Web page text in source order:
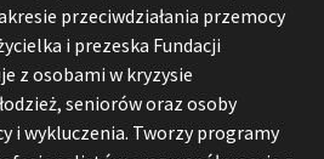
przeciwdziałania przemocy
i prezeska Fundacji
z osobami w kryzysie
seniorów oraz osoby
i wykluczenia. Tworzy programy